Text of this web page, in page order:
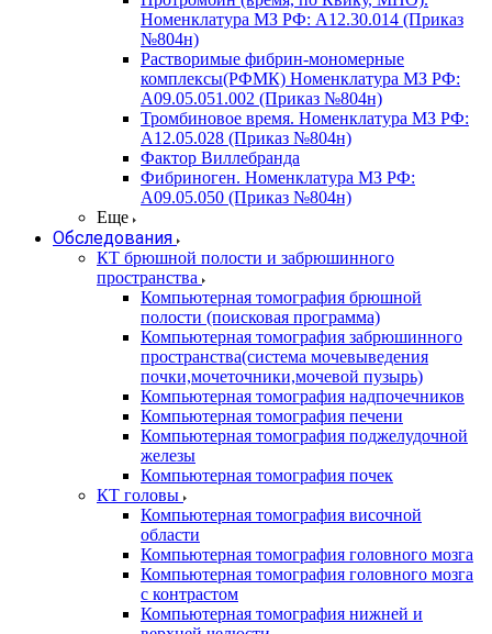
Номенклатура МЗ РФ: A12.30.014 (Приказ
№804н)
Растворимые фибрин-мономерные
комплексы(РФМК) Номенклатура МЗ РФ:
A09.05.051.002 (Приказ №804н)
Тромбиновое время. Номенклатура МЗ РФ:
A12.05.028 (Приказ №804н)
Фактор Виллебранда
Фибриноген. Номенклатура МЗ РФ:
A09.05.050 (Приказ №804н)
Еще
Обследования
КТ брюшной полости и забрюшинного
пространства
Компьютерная томография брюшной
полости (поисковая программа)
Компьютерная томография забрюшинного
пространства(система мочевыведения
почки,мочеточники,мочевой пузырь)
Компьютерная томография надпочечников
Компьютерная томография печени
Компьютерная томография поджелудочной
железы
Компьютерная томография почек
КТ головы
Компьютерная томография височной
области
Компьютерная томография головного мозга
Компьютерная томография головного мозга
с контрастом
Компьютерная томография нижней и